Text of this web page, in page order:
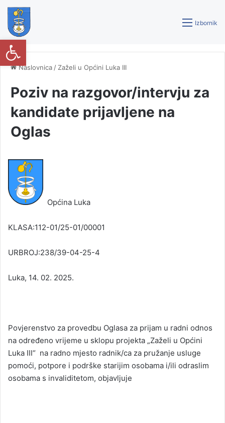
Izbornik
Naslovnica / Zaželi u Općini Luka III
Poziv na razgovor/intervju za
kandidate prijavljene na
Oglas
Općina Luka
KLASA:112-01/25-01/00001
URBROJ:238/39-04-25-4
Luka, 14. 02. 2025.
Povjerenstvo za provedbu Oglasa za prijam u radni odnos
na određeno vrijeme u sklopu projekta „Zaželi u Općini
Luka III“ na radno mjesto radnik/ca za pružanje usluge
pomoći, potpore i podrške starijim osobama i/ili odraslim
osobama s invaliditetom, objavljuje
Open toolbar